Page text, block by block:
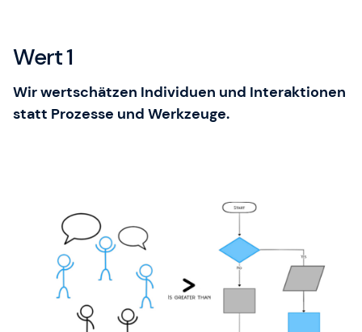
Wert 1
Wir wertschätzen Individuen und Interaktionen
statt Prozesse und Werkzeuge.